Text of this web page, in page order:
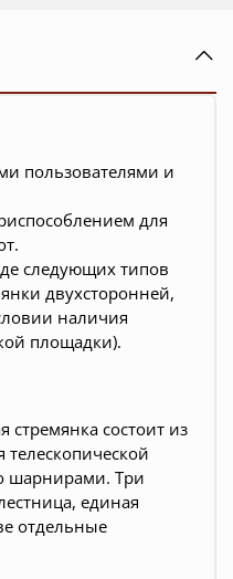
пользователями и
для
следующих типов
двухсторонней,
наличия
площадки).
стремянка состоит из
телескопической
шарнирами. Три
единая
отдельные